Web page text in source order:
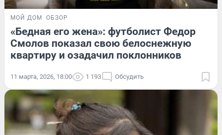
МОЙ ДОМ ОБЗОР
«Бедная его жена»: футболист Федор
Смолов показал свою белоснежную
квартиру и озадачил поклонников
11 марта, 2026, 18:00 1 193 Обсудить